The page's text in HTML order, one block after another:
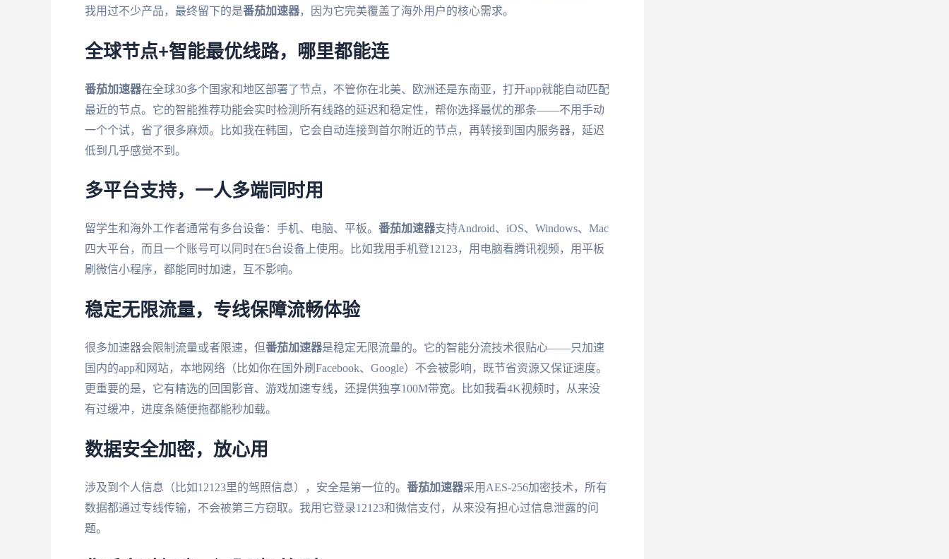
我用过不少产品，最终留下的是番茄加速器，因为它完美覆盖了海外用户的核心需求。
全球节点+智能最优线路，哪里都能连
番茄加速器在全球30多个国家和地区部署了节点，不管你在北美、欧洲还是东南亚，打开app就能自动匹配
最近的节点。它的智能推荐功能会实时检测所有线路的延迟和稳定性，帮你选择最优的那条——不用手动
一个个试，省了很多麻烦。比如我在韩国，它会自动连接到首尔附近的节点，再转接到国内服务器，延迟
低到几乎感觉不到。
多平台支持，一人多端同时用
留学生和海外工作者通常有多台设备：手机、电脑、平板。 番茄加速器支持Android、iOS、Windows、Mac
四大平台，而且一个账号可以同时在5台设备上使用。比如我用手机登12123，用电脑看腾讯视频，用平板
刷微信小程序，都能同时加速，互不影响。
稳定无限流量，专线保障流畅体验
很多加速器会限制流量或者限速，但番茄加速器是稳定无限流量的。它的智能分流技术很贴心——只加速
国内的app和网站，本地网络（比如你在国外刷Facebook、Google）不会被影响，既节省资源又保证速度。
更重要的是，它有精选的回国影音、游戏加速专线，还提供独享100M带宽。比如我看4K视频时，从来没
有过缓冲，进度条随便拖都能秒加载。
数据安全加密，放心用
涉及到个人信息（比如12123里的驾照信息），安全是第一位的。 番茄加速器采用AES-256加密技术，所有
数据都通过专线传输，不会被第三方窃取。我用它登录12123和微信支付，从来没有担心过信息泄露的问
题。